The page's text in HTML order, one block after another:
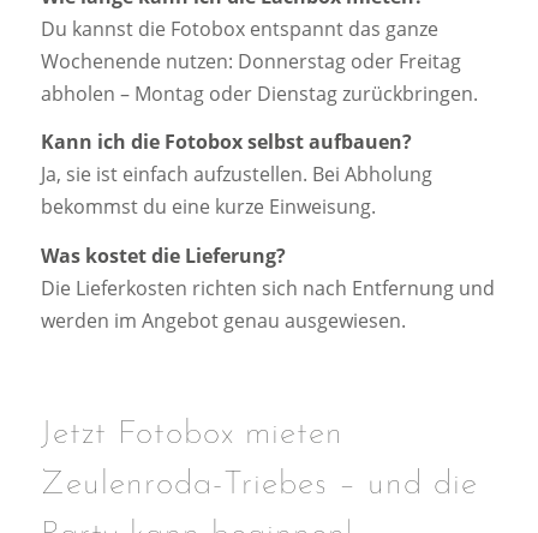
Du kannst die Fotobox entspannt das ganze
Wochenende nutzen: Donnerstag oder Freitag
abholen – Montag oder Dienstag zurückbringen.
Kann ich die Fotobox selbst aufbauen?
Ja, sie ist einfach aufzustellen. Bei Abholung
bekommst du eine kurze Einweisung.
Was kostet die Lieferung?
Die Lieferkosten richten sich nach Entfernung und
werden im Angebot genau ausgewiesen.
Jetzt Fotobox mieten
Zeulenroda-Triebes – und die